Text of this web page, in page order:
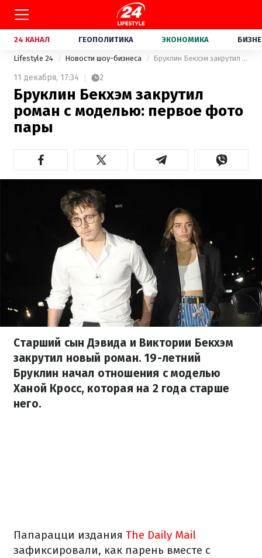
24 КАНАЛ ГЕОПОЛИТИКА ЭКОНОМИКА
Lifestyle 24 Новости шоу-бизнеса Бруклин Бекхэм закрутил роман с моделью: первое фото пары
11 декабря, 17:34 2
Бруклин Бекхэм закрутил
роман с моделью: первое фото
пары
Старший сын Дэвида и Виктории Бекхэм
закрутил новый роман. 19-летний
Бруклин начал отношения с моделью
Ханой Кросс, которая на 2 года старше
него.
Папарацци издания The Daily Mail
зафиксировали, как парень вместе с